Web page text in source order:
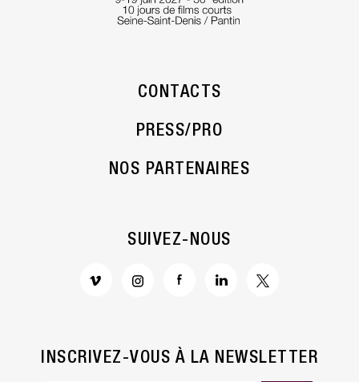
CONTACTS
PRESS/PRO
NOS PARTENAIRES
SUIVEZ-NOUS
INSCRIVEZ-VOUS À LA NEWSLETTER